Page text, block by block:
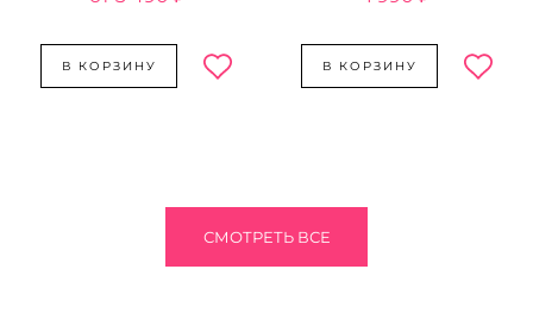
В КОРЗИНУ В КОРЗИНУ
СМОТРЕТЬ ВСЕ